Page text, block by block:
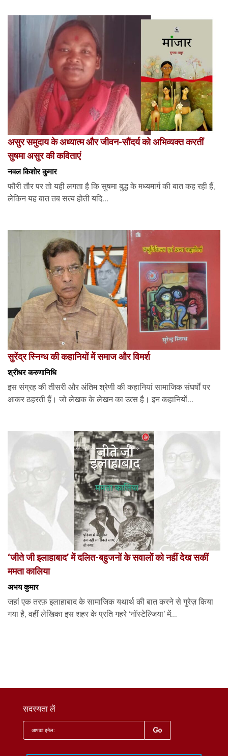
असुर समुदाय के अध्यात्म और जीवन-सौंदर्य को अभिव्यक्त करतीं
सुषमा असुर की कविताएं
नवल किशोर कुमार
फौरी तौर पर तो यही लगता है कि सुषमा बुद्ध के मध्यमार्ग की बात कह रही हैं,
लेकिन यह बात तब सत्य होती यदि...
सुरेंद्र स्निग्ध की कहानियों में समाज और विमर्श
श्रीधर करुणानिधि
इस संग्रह की तीसरी और अंतिम श्रेणी की कहानियां सामाजिक संघर्षों पर
आकर ठहरती हैं। जो लेखक के लेखन का उत्स है। इन कहानियों...
‘जीते जी इलाहाबाद’ में दलित-बहुजनों के सवालों को नहीं देख सकीं
ममता कालिया
अभय कुमार
जहां एक तरफ़ इलाहाबाद के सामाजिक यथार्थ की बात करने से गुरेज़ किया
गया है, वहीं लेखिका इस शहर के प्रति गहरे ‘नॉस्टेल्जिया’ में...
सदस्यता लें